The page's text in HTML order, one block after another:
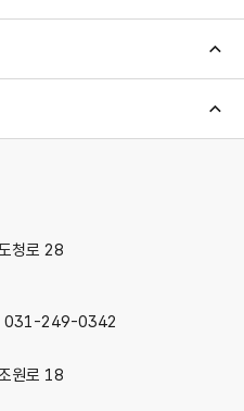
청로 28
031-249-0342
원로 18